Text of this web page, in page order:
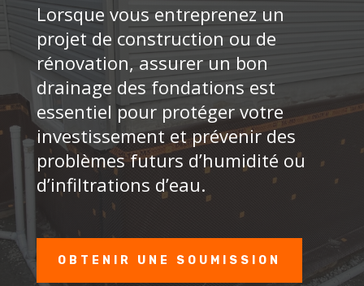
Lorsque vous entreprenez un
projet de construction ou de
rénovation, assurer un bon
drainage des fondations est
essentiel pour protéger votre
investissement et prévenir des
problèmes futurs d’humidité ou
d’infiltrations d’eau.
OBTENIR UNE SOUMISSION